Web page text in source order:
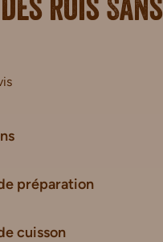
rois Sans
préparation
cuisson